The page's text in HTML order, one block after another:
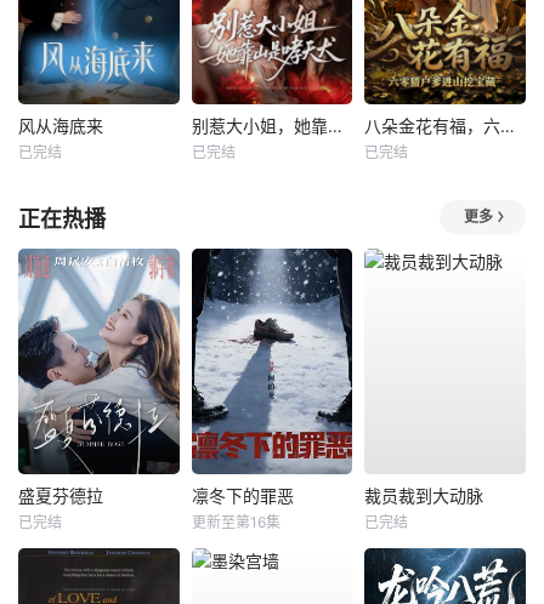
风从海底来
已完结
别惹大小姐，她靠山是哮天犬
已完结
八朵金花有福，六零猎户爹进山挖宝藏
已完结
正在热播 更多
盛夏芬德拉
已完结
凛冬下的罪恶
更新至第16集
裁员裁到大动脉
已完结